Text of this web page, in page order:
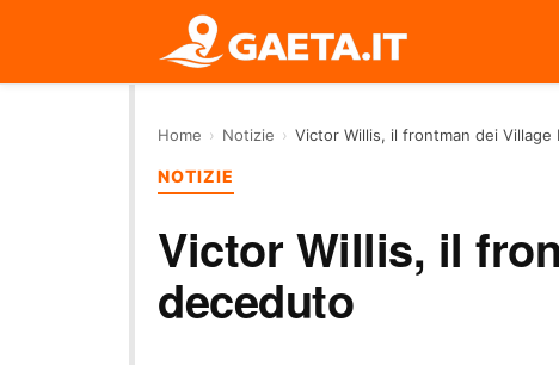
Home › Notizie › Victor Willis, il frontman dei Village
NOTIZIE
Victor Willis, il
deceduto